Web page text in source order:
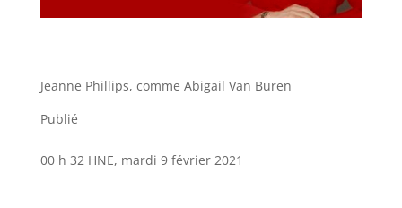
Jeanne Phillips, comme Abigail Van Buren
Publié
00 h 32 HNE, mardi 9 février 2021